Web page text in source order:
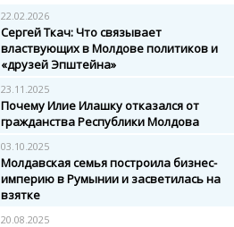
22.02.2026
Сергей Ткач: Что связывает
властвующих в Молдове политиков и
«друзей Эпштейна»
23.11.2025
Почему Илие Илашку отказался от
гражданства Республики Молдова
03.10.2025
Молдавская семья построила бизнес-
империю в Румынии и засветилась на
взятке
20.08.2025